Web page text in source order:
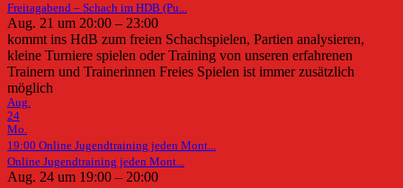
Freitagabend – Schach im HDB (Pu...
Aug. 21 um 20:00 – 23:00
kommt ins HdB zum freien Schachspielen, Partien analysieren,
kleine Turniere spielen oder Training von unseren erfahrenen
Trainern und Trainerinnen Freies Spielen ist immer zusätzlich
möglich
Aug.
24
Mo.
19:00 Online Jugendtraining jeden Mont...
Online Jugendtraining jeden Mont...
Aug. 24 um 19:00 – 20:00